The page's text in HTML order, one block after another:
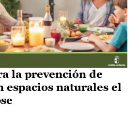
la prevención de
espacios naturales el